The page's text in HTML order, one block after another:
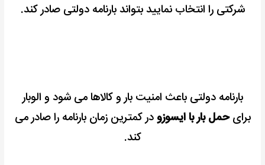
شرکتی را انتخاب نمایید بتواند بارنامه دولتی صادر کند.
بارنامه دولتی باعث امنیت بار و کالاها می شود و الوبار
برایحمل بار با ایسوزودر کمترین زمان بارنامه را صادر می
کند.